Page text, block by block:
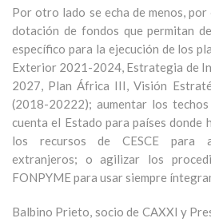
Por otro lado se echa de menos, por
dotación de fondos que permitan
específico para la ejecución de los
Exterior 2021-2024, Estrategia de
2027, Plan África III, Visión
(2018-20222); aumentar los
cuenta el Estado para países donde
los recursos de CESCE para
extranjeros; o agilizar los
FONPYME para usar siempre
Balbino Prieto, socio de CAXXI y